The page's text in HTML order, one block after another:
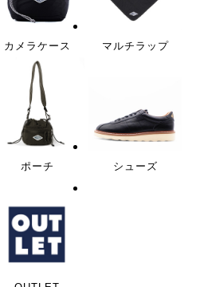
カメラケース マルチラップ
ポーチ シューズ